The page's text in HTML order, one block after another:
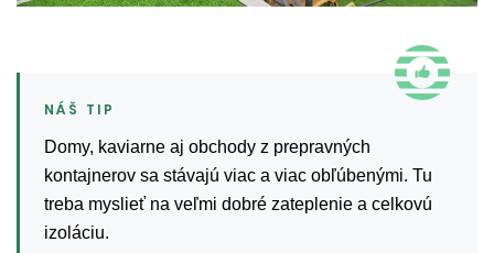
Domy, kaviarne aj obchody z prepravných
kontajnerov sa stávajú viac a viac obľúbenými. Tu
treba myslieť na veľmi dobré zateplenie a celkovú
izoláciu.